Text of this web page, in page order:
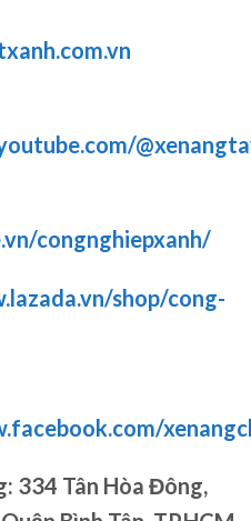
congnghiepxanh/
shop/cong-
334 Tân Hòa Đông,